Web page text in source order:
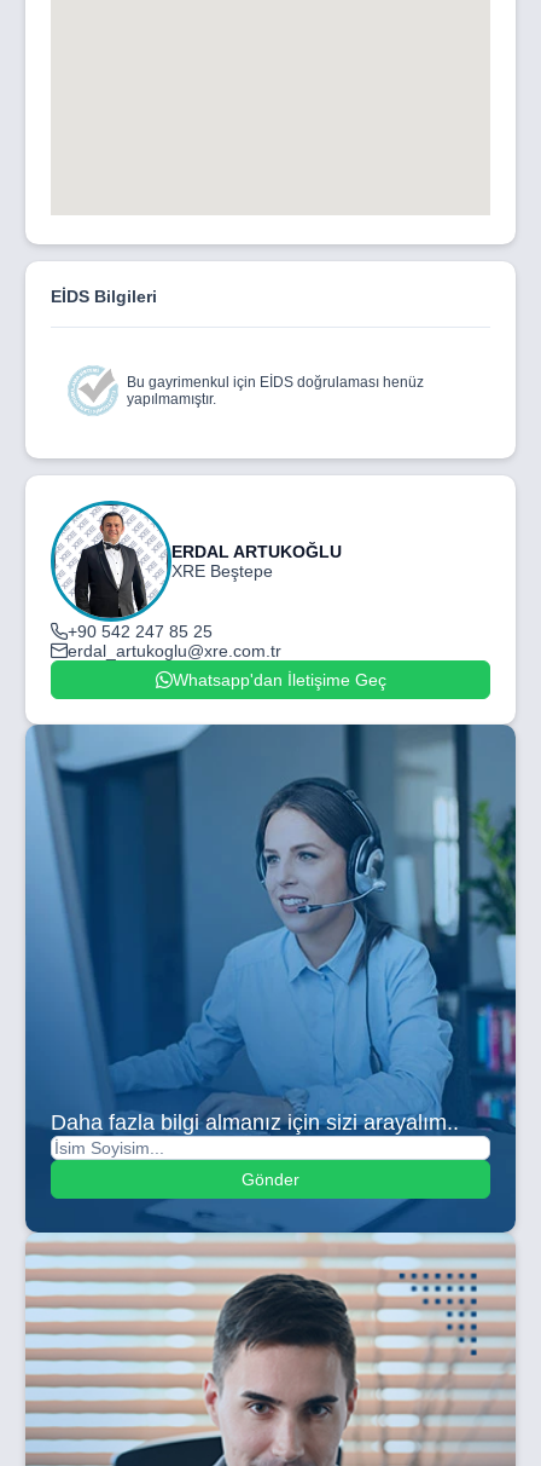
EİDS Bilgileri
Bu gayrimenkul için EİDS doğrulaması henüz
yapılmamıştır.
ERDAL ARTUKOĞLU
XRE Beştepe
+90 542 247 85 25
erdal_artukoglu@xre.com.tr
Whatsapp'dan İletişime Geç
Daha fazla bilgi almanız için sizi arayalım..
Gönder